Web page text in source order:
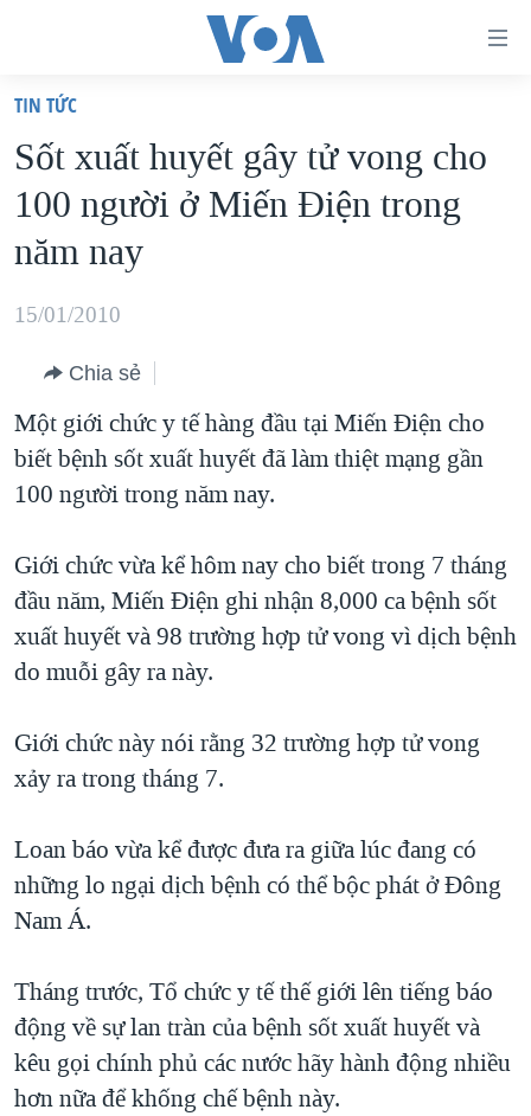
truy
cập
Tới
nội
chính
hướng
chính
Đi
"Tìm"
VIỆT NAM
HOA KỲ
BIỂN ĐÔNG
THẾ GIỚI
DIỄN ĐÀN
MỤC
TỰ DO BÁO CHÍ
VẠCH TRẦN TIN GIẢ
NGƯỜI VIỆT HẢI NGOẠI
ĐỜI SỐNG
KINH TẾ
KHOA HỌC
VĂN HOÁ
GIÁO DỤC
CHUYÊN ĐỀ
CHIẾN TRANH THƯƠNG MẠI CỦA MỸ: QUÁ KHỨ VÀ HIỆN
HÀNH TRÌNH BẦU CỬ 2024
MỘT NĂM CHIẾN TRANH TẠI DẢI GAZA
GIẢI MÃ VÀNH ĐAI & CON ĐƯỜNG
TRỊNH VĨNH BÌNH - NGƯỜI HẠ 'BÊN THẮNG CUỘC'
GROUND ZERO – XƯA VÀ NAY
CHI PHÍ CHIẾN TRANH AFGHANISTAN
CÁC GIÁ TRỊ CỘNG HÒA Ở VIỆT NAM
THƯỢNG ĐỈNH TRUMP-KIM TẠI VIỆT NAM
NGƯ DÂN VIỆT VÀ LÀN SÓNG TRỘM HẢI SÂM
QUAN HỆ VIỆT MỸ
HỌC TIẾNG ANH
VIDEO
NGHE
MẠNG XÃ HỘI
Ngôn ngữ khác
TIN TỨC
Sốt xuất huyết gây tử vong cho
100 người ở Miến Ðiện trong
năm nay
15/01/2010
Chia sẻ
Một giới chức y tế hàng đầu tại Miến Ðiện cho
biết bệnh sốt xuất huyết đã làm thiệt mạng gần
100 người trong năm nay.
Giới chức vừa kể hôm nay cho biết trong 7 tháng
đầu năm, Miến Ðiện ghi nhận 8,000 ca bệnh sốt
xuất huyết và 98 trường hợp tử vong vì dịch bệnh
do muỗi gây ra này.
Giới chức này nói rằng 32 trường hợp tử vong
xảy ra trong tháng 7.
Loan báo vừa kể được đưa ra giữa lúc đang có
những lo ngại dịch bệnh có thể bộc phát ở Ðông
Nam Á.
Tháng trước, Tổ chức y tế thế giới lên tiếng báo
động về sự lan tràn của bệnh sốt xuất huyết và
kêu gọi chính phủ các nước hãy hành động nhiều
hơn nữa để khống chế bệnh này.